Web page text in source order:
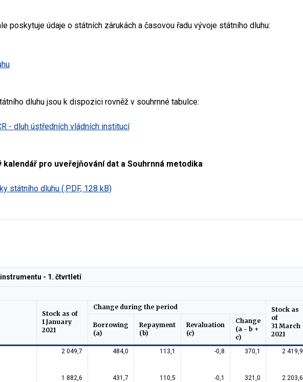
poskytuje údaje o státních zárukách a časovou řadu vývoje státního dluhu:
dluhu jsou k dispozici rovněž v souhrnné tabulce:
- dluh ústředních vládních institucí
kalendář pro uveřejňování dat a Souhrnná metodika
státního dluhu (.PDF, 128 kB)
- 1. čtvrtletí
Stock as of
1 January
2021
Change during the period
Stock as
of
31 March
2021
Borrowing
(a)
Repayment
(b)
Revaluation
(c)
Change
(a - b +
c)
2 049,7 484,0 113,1 -0,8 370,1 2 419,9
1 882,6 431,7 110,5 -0,1 321,0
2 203,6